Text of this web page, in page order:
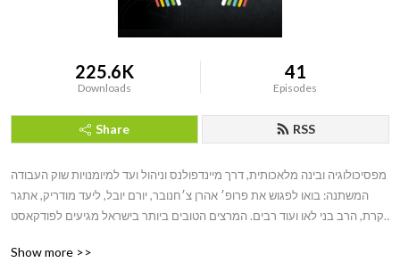
225.6K
Downloads
41
Episodes
Share RSS
מפסיכולוגיה ובינה מלאכותית, דרך מיינדפולנס וניהול ועד למיומנויות שוק העבודה
המשתנה: בואו לפגוש את פרופ׳ אהרן צ׳חנובר, יורם יובל, ליעד מודריק, אתגר
קרת, הרב בני לאו ועוד רבים. המרצים הטובים ביותר בישראל מגיעים לפודקאסט
Show more >>